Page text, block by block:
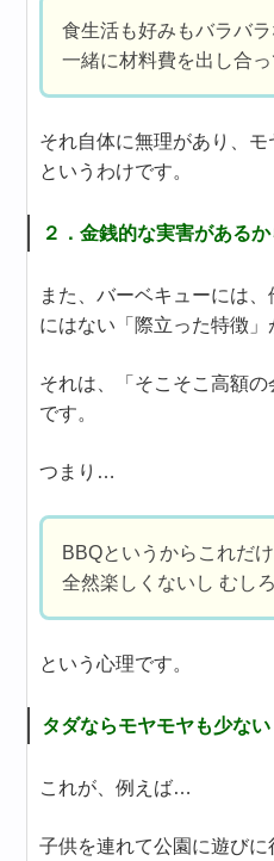
食生活も好みもバラバラ
一緒に材料費を出し合
それ自体に無理があり、
というわけです。
２．金銭的な実害があるか
また、バーベキューには
にはない「際立った特徴」
それは、「そこそこ高額
です。
つまり…
BBQというからこれだ
全然楽しくないし むし
という心理です。
タダならモヤモヤも少ない
これが、例えば…
子供を連れて公園に遊びに